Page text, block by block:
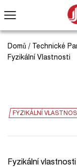
Domů / Technické
Fyzikální Vlastnosti
FYZIKÁLNÍ
Fyzikální